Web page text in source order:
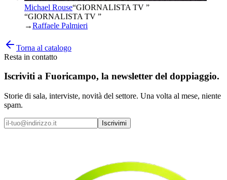
Michael Rouse“GIORNALISTA TV ”
“GIORNALISTA TV ”
→Raffaele Palmieri
Torna al catalogo
Resta in contatto
Iscriviti a Fuoricampo, la newsletter del doppiaggio.
Storie di sala, interviste, novità del settore. Una volta al mese, niente
spam.
Iscrivimi